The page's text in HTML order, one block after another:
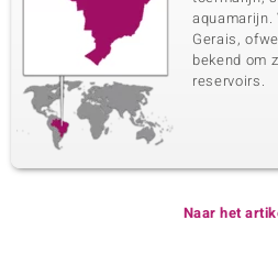
aquamarijn.
Gerais,
bekend om
reservoirs.
Naar het